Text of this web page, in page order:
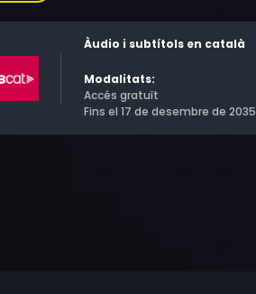
Àudio i subtítols en català
Modalitats:
Accés gratuït
Fins el 17 de desembre de 2035